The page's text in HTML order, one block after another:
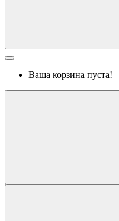
Ваша корзина пуста!